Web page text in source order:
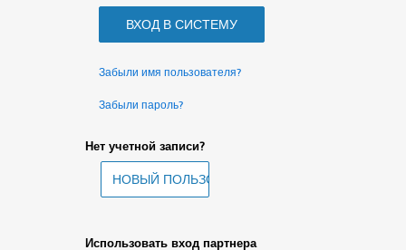
Забыли имя пользователя?
Забыли пароль?
Нет учетной записи?
Использовать вход партнера